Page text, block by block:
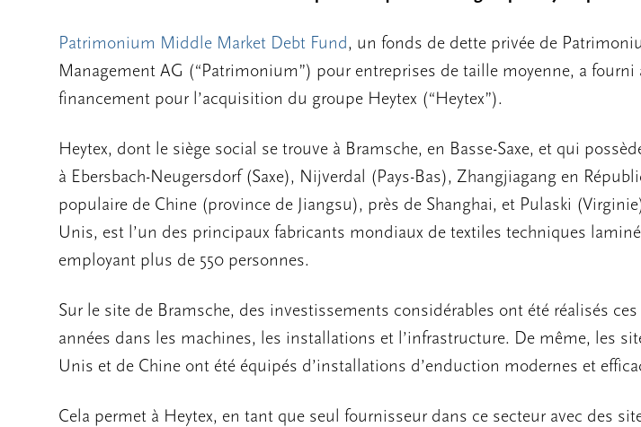
Patrimonium Middle Market Debt Fund, un fonds de dette privée de
Management AG (“Patrimonium”) pour entreprises de taille moyenne, a fourni
financement pour l’acquisition du groupe Heytex (“Heytex”).
Heytex, dont le siège social se trouve à Bramsche, en Basse-Saxe, et qui
à Ebersbach-Neugersdorf (Saxe), Nijverdal (Pays-Bas), Zhangjiagang en
populaire de Chine (province de Jiangsu), près de Shanghai, et Pulaski
Unis, est l’un des principaux fabricants mondiaux de textiles techniques
employant plus de 550 personnes.
Sur le site de Bramsche, des investissements considérables ont été réalisés
années dans les machines, les installations et l’infrastructure. De même, les
Unis et de Chine ont été équipés d’installations d’enduction modernes et
Cela permet à Heytex, en tant que seul fournisseur dans ce secteur avec des